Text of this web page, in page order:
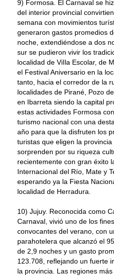
9) Formosa. El Carnaval se
del interior provincial
semana con movimientos
generaron gastos promedios
noche, extendiéndose a dos
sur se pudieron vivir los
localidad de ViIla Escolar, de
el Festival Aniversario en la
tanto, hacia el corredor de la
localidades de Pirané, Pozo
en Ibarreta siendo la capital
estas actividades Formosa
turismo nacional con una
año para que la disfruten los
turistas que eligen la
sorprenden por su riqueza
recientemente con gran éxito
Internacional del Río, Mate y
esperando ya la Fiesta
localidad de Herradura.
10) Jujuy. Reconocida como
Carnaval, vivió uno de los
convocantes del verano, con
parahotelera que alcanzó el
de 2,9 noches y un gasto
123.708, reflejando un fuerte
la provincia. Las regiones